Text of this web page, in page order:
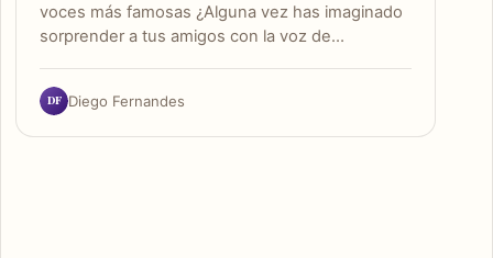
voces más famosas ¿Alguna vez has imaginado
sorprender a tus amigos con la voz de…
DF Diego Fernandes